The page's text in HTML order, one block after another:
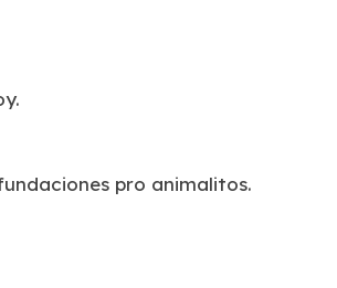
pro animalitos.